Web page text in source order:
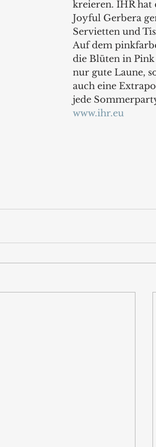
kreieren. IHR hat
Joyful Gerbera
Servietten und
Auf dem
die Blüten in
nur gute Laune,
auch eine
jede
www.ihr.eu